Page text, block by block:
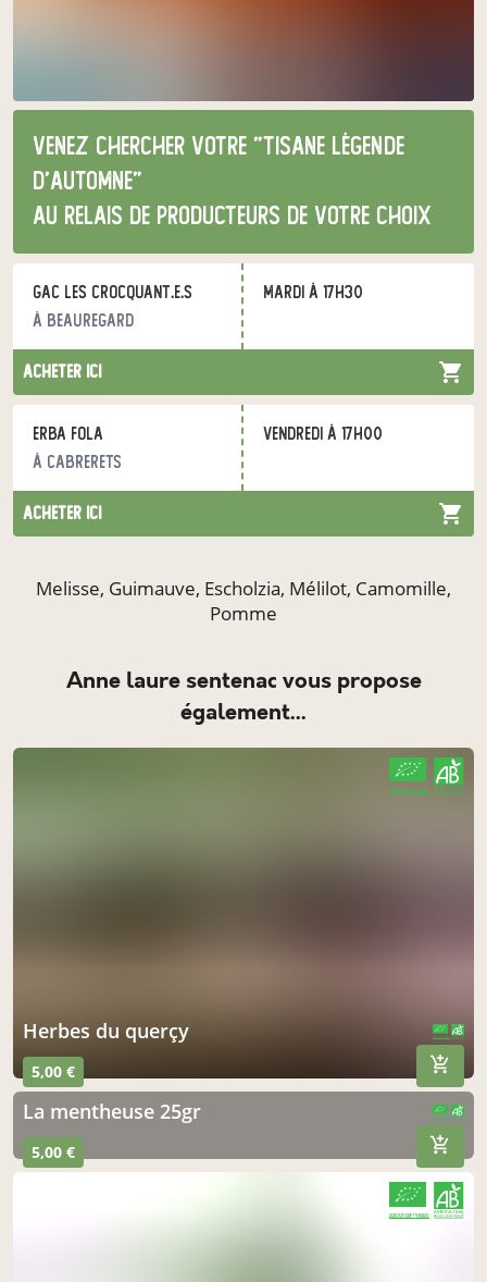
Venez chercher votre "tisane légende
d'automne"
au relais de producteurs de votre choix
GAC les Crocquant.e.s
à Beauregard
mardi à 17h30
acheter ici
Erba Fola
à Cabrerets
vendredi à 17h00
acheter ici
Melisse, Guimauve, Escholzia, Mélilot, Camomille,
Pomme
anne laure sentenac vous propose
également...
herbes du querçy
5,00 €
CERTIFIÉ PAR FR-BIO-01
AGRICULTURE FRANCE
la mentheuse 25gr
5,00 €
CERTIFIÉ PAR FR-BIO-01
AGRICULTURE FRANCE